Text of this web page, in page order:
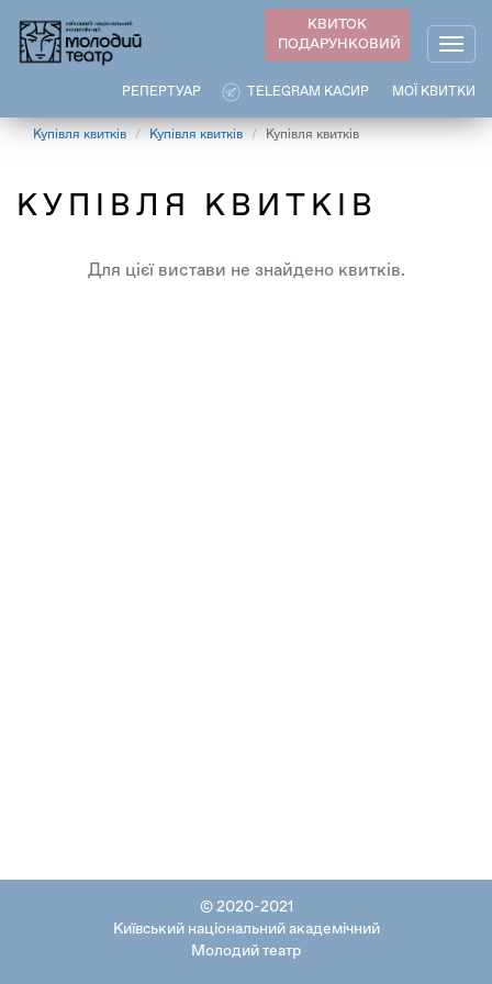
основного
КВИТОК
ПОДАРУНКОВИЙ
МОЇ КВИТКИ
TELEGRAM КАСИР
РЕПЕРТУАР
Купівля квитків Купівля квитків Купівля квитків
КУПІВЛЯ КВИТКІВ
Для цієї вистави не знайдено квитків.
© 2020-2021
Київський національний академічний
Молодий театр